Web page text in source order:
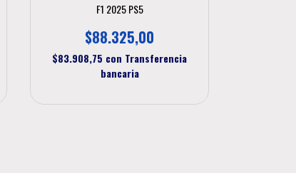
F1 2025 PS5
$88.325,00
$83.908,75 con Transferencia
bancaria